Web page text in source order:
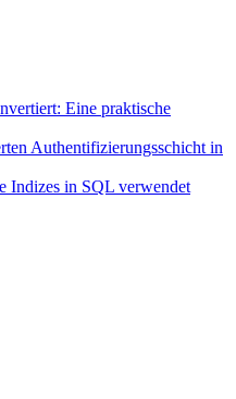
Eine praktische
Authentifizierungsschicht in
Indizes in SQL verwendet